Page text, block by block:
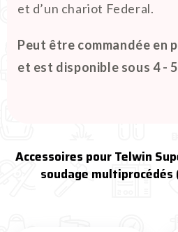
et d’un chariot Federal.
Peut être commandée en
et est disponible sous 4 -
Accessoires pour Telwin
soudage multiprocédés